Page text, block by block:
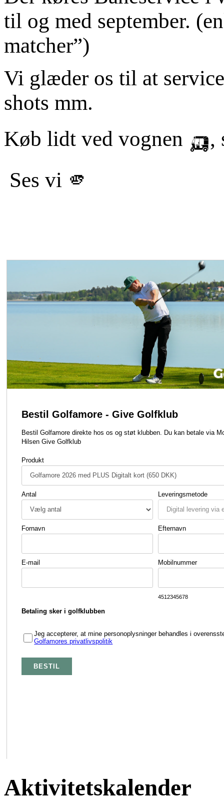
til og med september.
matcher”)
Vi glæder os til at
shots mm.
Køb lidt ved vognen 🛺,
Ses vi 🫵
Aktivitetskalender